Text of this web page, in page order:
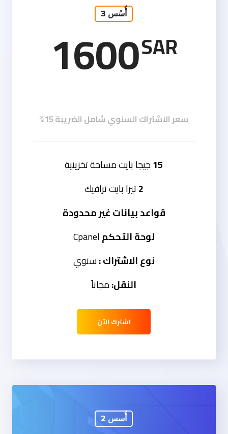
أُسُس 3
SAR
1600
سعر الاشتراك السنوي شامل الضريبة 15%
15جيجا بايت مساحة تخزينية
2تيرا بايت ترافيك
قواعد بيانات غير محدودة
لوحة التحكمCpanel
نوع الاشتراك :سنوي
النقل:مجاناً
اشترك الآن
أُسس 2